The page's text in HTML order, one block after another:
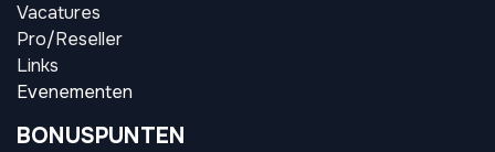
Vacatures
Pro/Reseller
Links
Evenementen
BONUSPUNTEN